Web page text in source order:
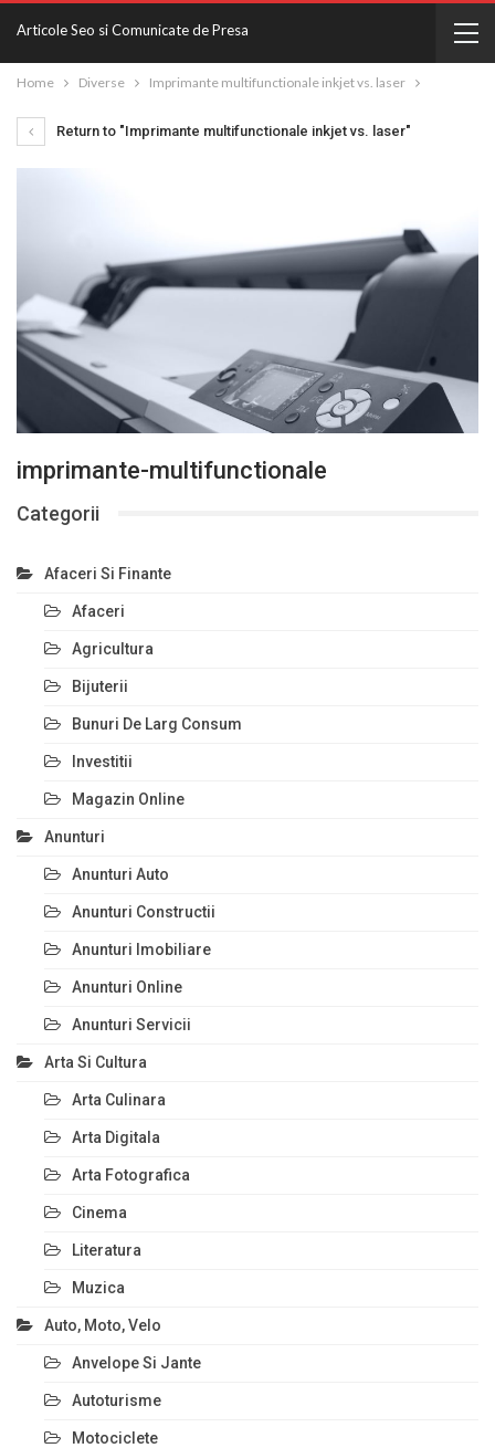
Articole Seo si Comunicate de Presa
Home Diverse Imprimante multifunctionale inkjet vs. laser
Return to "Imprimante multifunctionale inkjet vs. laser"
imprimante-multifunctionale
Categorii
Afaceri Si Finante
Afaceri
Agricultura
Bijuterii
Bunuri De Larg Consum
Investitii
Magazin Online
Anunturi
Anunturi Auto
Anunturi Constructii
Anunturi Imobiliare
Anunturi Online
Anunturi Servicii
Arta Si Cultura
Arta Culinara
Arta Digitala
Arta Fotografica
Cinema
Literatura
Muzica
Auto, Moto, Velo
Anvelope Si Jante
Autoturisme
Motociclete